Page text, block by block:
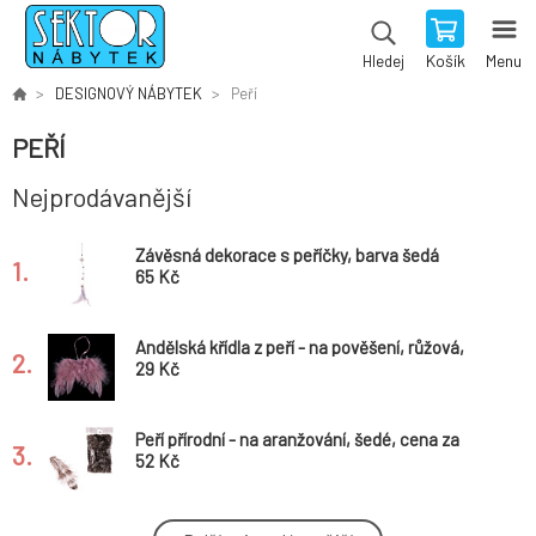
Hledej Košík Menu
DESIGNOVÝ NÁBYTEK Peří
PEŘÍ
Nejprodávanější
1.
Závěsná dekorace s peříčky, barva šedá
65 Kč
2.
Andělská křídla z peří - na pověšení, růžová,
baleno po 12 ks, cena za 1 ks
29 Kč
3.
Peří přírodní - na aranžování, šedé, cena za
balení (10 g)
52 Kč
Závěsná dekorace s peříčky, barva růžová